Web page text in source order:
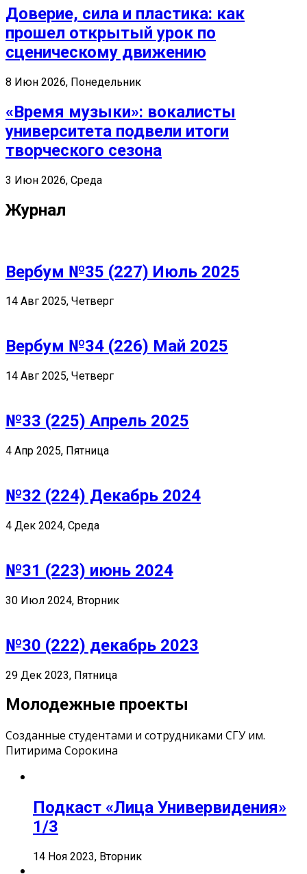
Доверие, сила и пластика: как
прошел открытый урок по
сценическому движению
8 Июн 2026, Понедельник
«Время музыки»: вокалисты
университета подвели итоги
творческого сезона
3 Июн 2026, Среда
Журнал
Вербум №35 (227) Июль 2025
14 Авг 2025, Четверг
Вербум №34 (226) Май 2025
14 Авг 2025, Четверг
№33 (225) Апрель 2025
4 Апр 2025, Пятница
№32 (224) Декабрь 2024
4 Дек 2024, Среда
№31 (223) июнь 2024
30 Июл 2024, Вторник
№30 (222) декабрь 2023
29 Дек 2023, Пятница
Молодежные проекты
Созданные студентами и сотрудниками СГУ им.
Питирима Сорокина
Подкаст «Лица Универвидения»
1/3
14 Ноя 2023, Вторник